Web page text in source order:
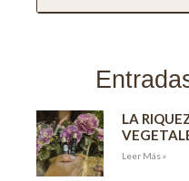
LA
Leer Más »